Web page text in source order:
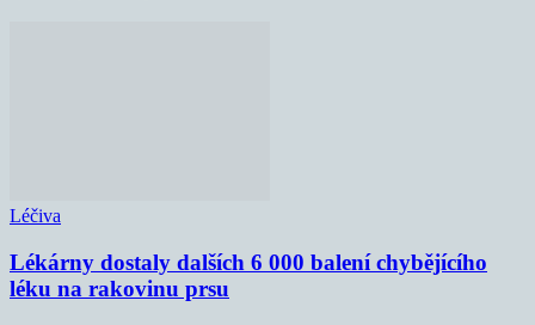
Léčiva
Lékárny dostaly dalších 6 000 balení chybějícího
léku na rakovinu prsu